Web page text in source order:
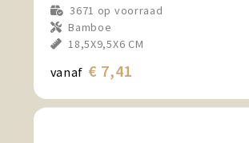
3671 op voorraad
Bamboe
18,5X9,5X6 CM
vanaf € 7,41